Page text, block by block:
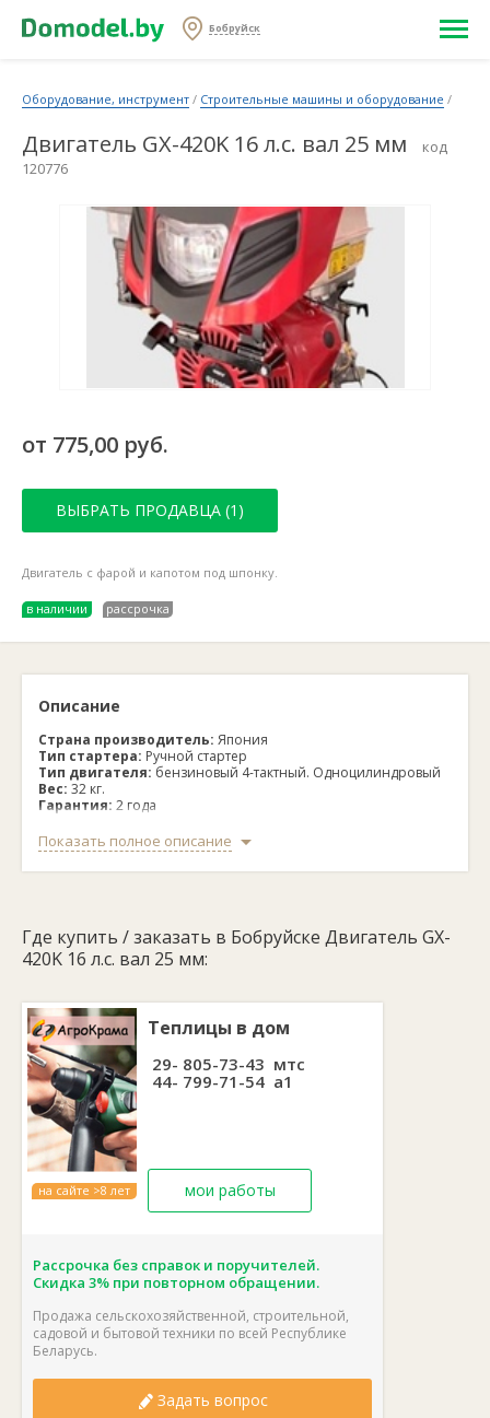
Бобруйск
Оборудование, инструмент / Строительные машины и оборудование /
Двигатель GX-420K 16 л.с. вал 25 мм
код
120776
от 775,00 руб.
ВЫБРАТЬ ПРОДАВЦА (1)
Двигатель с фарой и капотом под шпонку.
в наличии рассрочка
Описание
Страна производитель: Япония
Тип стартера: Ручной стартер
Тип двигателя: бензиновый 4-тактный. Одноцилиндровый
Вес: 32 кг.
Гарантия: 2 года
Особенности данной модели:
Диаметр цилиндра / ход поршня, (мм): 90 × 66;
Максимальный крутящий момент, (Нм):25/2500 об/мин;
Моторное масло емкость, (л): 1.1;
Тип двигателя OHV, Одноцилиндровый 4-тактный,
Показать полное описание
Где купить / заказать в Бобруйске Двигатель GX-
420K 16 л.с. вал 25 мм:
на сайте >8 лет
Теплицы в дом
29- 805-73-43 мтс
44- 799-71-54 а1
мои работы
Рассрочка без справок и поручителей.
Скидка 3% при повторном обращении.
Продажа сельскохозяйственной, строительной,
садовой и бытовой техники по всей Республике
Беларусь.
Задать вопрос